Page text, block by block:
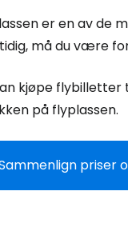
er en av de
må du være
kjøpe flybilletter
på flyplassen.
priser